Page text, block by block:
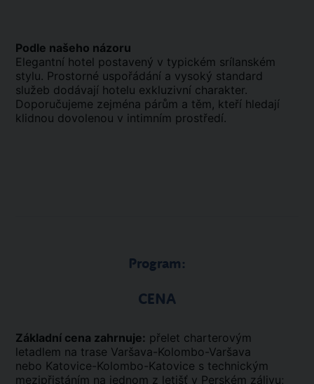
Podle našeho názoru
Elegantní hotel postavený v typickém srílanském
stylu. Prostorné uspořádání a vysoký standard
služeb dodávají hotelu exkluzivní charakter.
Doporučujeme zejména párům a těm, kteří hledají
klidnou dovolenou v intimním prostředí.
Program:
CENA
Základní cena zahrnuje: přelet charterovým
letadlem na trase Varšava-Kolombo-Varšava
nebo Katovice-Kolombo-Katovice s technickým
mezipřistáním na jednom z letišť v Perském zálivu;